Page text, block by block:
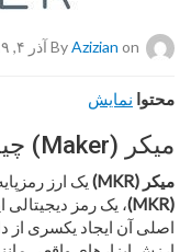
ByAzizian on آذر ۴, ۱۳۹۹
محتوا نمایش
میکر (Maker) چیست؟
میکر (MKR) یک ارز
(MKR)
، یک رمز
اصلی آن ایجاد یکسری از